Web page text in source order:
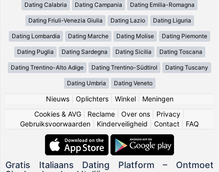
Dating Calabria Dating Campania Dating Emilia-Romagna
Dating Friuli-Venezia Giulia Dating Lazio Dating Liguria
Dating Lombardia Dating Marche Dating Molise Dating Piemonte
Dating Puglia Dating Sardegna Dating Sicilia Dating Toscana
Dating Trentino-Alto Adige Dating Trentino-Südtirol Dating Tuscany
Dating Umbria Dating Veneto
Nieuws| Oplichters| Winkel| Meningen
Cookies & AVG
Reclame Over ons Privacy
Gebruiksvoorwaarden
Kinderveiligheid Contact FAQ
Gratis Italiaans Dating Platform – Ontmoet